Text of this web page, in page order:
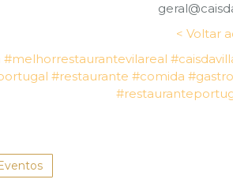
< Voltar
#melhorrestaurantevilareal
#restaurante #comida